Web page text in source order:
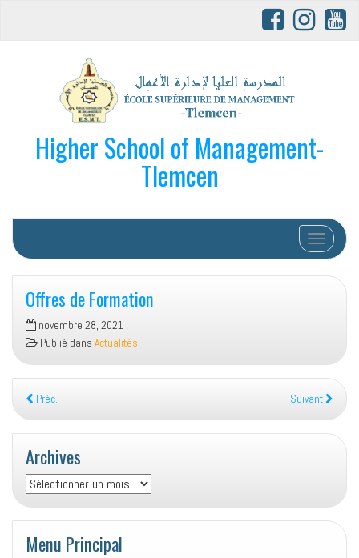
Higher School of Management-
Tlemcen
Afficher/
Offres de Formation
novembre 28, 2021
Publié dans Actualités
Préc. Suivant
Archives
Archives
Menu Principal